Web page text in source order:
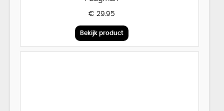
€ 29.95
Bekijk product